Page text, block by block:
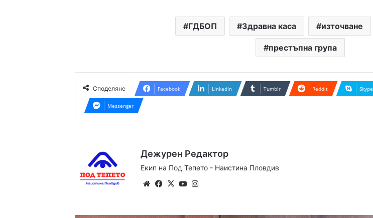
ГДБОП Здравна каса източване
престъпна група
Споделяне Facebook LinkedIn Tumblr Reddit Skype
Messenger
Дежурен Редактор
Екип на Под Тепето - Наистина Пловдив
WebsiteFacebook
X YouTube